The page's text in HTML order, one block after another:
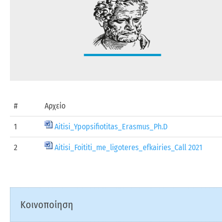
# Αρχείο
1 Aitisi_Ypopsifiotitas_Erasmus_Ph.D
2 Aitisi_Foititi_me_ligoteres_efkairies_Call 2021
Κοινοποίηση